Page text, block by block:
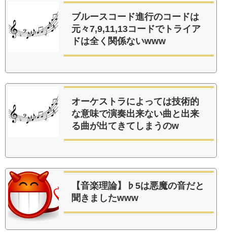
ブルースコード進行のコードは
元々7,9,11,13コードでトライア
ドは全く関係ないwww
オーケストラによっては技術的
な意味で演奏出来ない曲と出来
る曲が出てきてしまうのw
【音楽理論】♭5は悪魔の音だと
聞きましたwww